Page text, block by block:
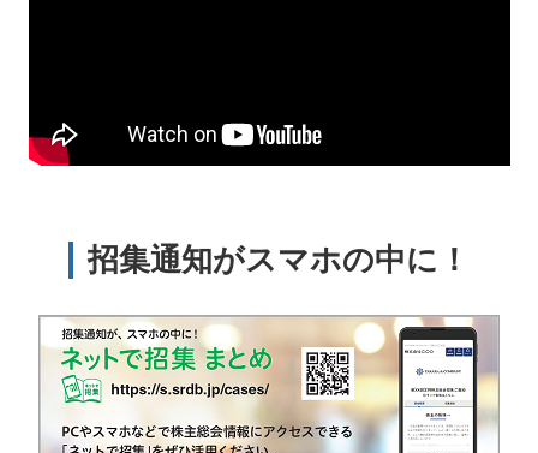
招集通知がスマホの中に！